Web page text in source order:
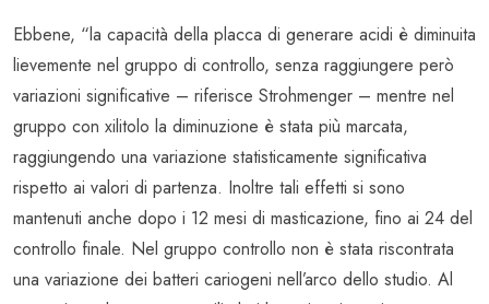
Ebbene, “la capacità della placca di generare acidi è diminuita
lievemente nel gruppo di controllo, senza raggiungere però
variazioni significative – riferisce Strohmenger – mentre nel
gruppo con xilitolo la diminuzione è stata più marcata,
raggiungendo una variazione statisticamente significativa
rispetto ai valori di partenza. Inoltre tali effetti si sono
mantenuti anche dopo i 12 mesi di masticazione, fino ai 24 del
controllo finale. Nel gruppo controllo non è stata riscontrata
una variazione dei batteri cariogeni nell’arco dello studio. Al